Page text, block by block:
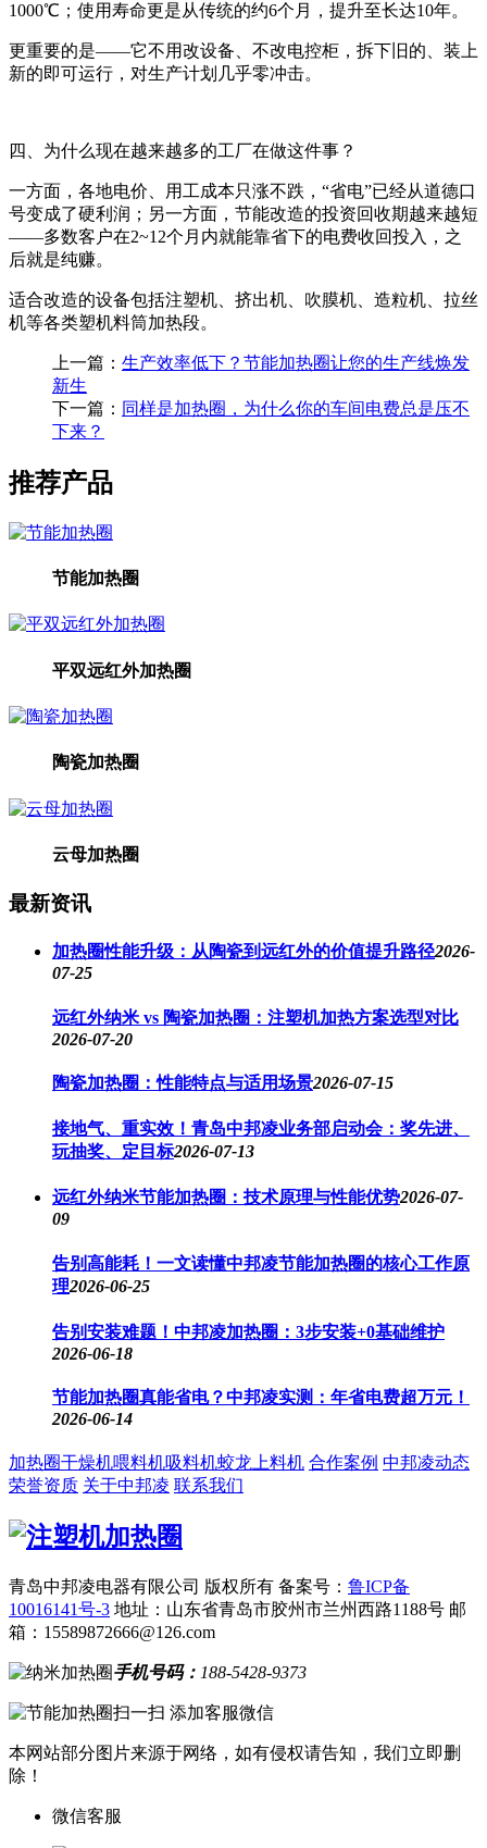
1000℃ ；使用寿命更是从传统的约6个月，提升至长达10年。
更重要的是——它不用改设备、不改电控柜，拆下旧的、装上
新的即可运行，对生产计划几乎零冲击。
四、为什么现在越来越多的工厂在做这件事？
一方面，各地电价、用工成本只涨不跌， “省电”已经从道德口
号变成了硬利润；另一方面，节能改造的投资回收期越来越短
——多数客户在2~12个月内就能靠省下的电费收回投入，之
后就是纯赚。
适合改造的设备包括注塑机、挤出机、吹膜机、造粒机、拉丝
机等各类塑机料筒加热段。
上一篇： 生产效率低下？节能加热圈让您的生产线焕发
新生
下一篇： 同样是加热圈，为什么你的车间电费总是压不
下来？
推荐产品
节能加热圈
平双远红外加热圈
陶瓷加热圈
云母加热圈
最新资讯
加热圈性能升级：从陶瓷到远红外的价值提升路径2026-
07-25
远红外纳米 vs 陶瓷加热圈：注塑机加热方案选型对比
2026-07-20
陶瓷加热圈：性能特点与适用场景2026-07-15
接地气、重实效！青岛中邦凌业务部启动会：奖先进、
玩抽奖、定目标2026-07-13
远红外纳米节能加热圈：技术原理与性能优势2026-07-
09
告别高能耗！一文读懂中邦凌节能加热圈的核心工作原
理2026-06-25
告别安装难题！中邦凌加热圈：3步安装+0基础维护
2026-06-18
节能加热圈真能省电？中邦凌实测：年省电费超万元！
2026-06-14
加热圈干燥机喂料机吸料机蛟龙上料机 合作案例 中邦凌动态
荣誉资质 关于中邦凌 联系我们
青岛中邦凌电器有限公司 版权所有 备案号： 鲁ICP备
10016141号-3 地址：山东省青岛市胶州市兰州西路1188号 邮
箱：15589872666@126.com
手机号码： 188-5428-9373
扫一扫 添加客服微信
本网站部分图片来源于网络，如有侵权请告知，我们立即删
除！
微信客服